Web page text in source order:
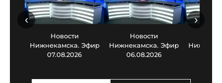
Новости
Нижнекамска. Эфир
07.08.2026
Новости
Нижнекамска. Эфир
06.08.2026
‹ ›